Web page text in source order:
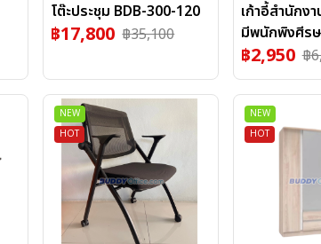
โต๊ะประชุม BDB-300-120
฿17,800 ฿35,100
เก้าอี้สำนักง
มีพนักพิงศีรษ
฿2,950 ฿
NEW
HOT
NEW
HOT